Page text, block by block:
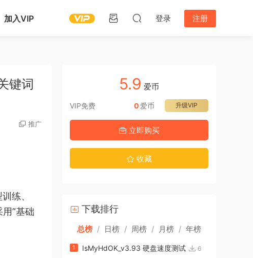
加入VIP 登录 注册
键词
推广
练、
”基础
5.9 爱币
VIP免费 升级VIP
0 爱币
立即购买
收藏
下载排行
总榜 / 日榜 / 周榜 / 月榜 / 年榜
1 IsMyHdOK_v3.93 硬盘速度测试 6